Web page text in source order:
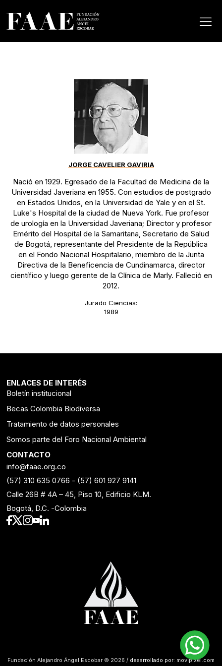
JORGE CAVELIER GAVIRIA
Nació en 1929. Egresado de la Facultad de Medicina de la
Universidad Javeriana en 1955. Con estudios de postgrado
en Estados Unidos, en la Universidad de Yale y en el St.
Luke's Hospital de la ciudad de Nueva York. Fue profesor
de urología en la Universidad Javeriana; Director y profesor
Emérito del Hospital de la Samaritana, Secretario de Salud
de Bogotá, representante del Presidente de la República
en el Fondo Nacional Hospitalario, miembro de la Junta
Directiva de la Beneficencia de Cundinamarca, director
científico y luego gerente de la Clínica de Marly. Falleció en
2012.
Jurado Ciencias:
1989
ENLACES DE INTERÉS
Boletín institucional
Becas Colombia Biodiversa
Tratamiento de datos personales
Somos parte del Foro Nacional Ambiental
CONTACTO
info@faae.org.co
(57) 310 635 0766 - (57) 601 927 9141
Calle 26B # 4A – 45, Piso 10, Edificio KLM.
Bogotá, D.C. -Colombia
Fundación Alejandro Ángel Escobar © 2026 / desarrollado por: movipixel.com